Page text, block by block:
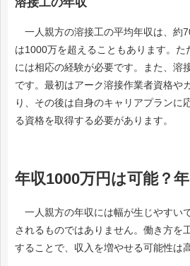
一人親方の溶接工の平均年収は、約
は1000万を超えることもあります。た
には相応の経験が必要です。また、溶
です。最初はアーク溶接作業者資格や
り、その後は自身のキャリアプランに
る資格を取得する必要があります。
年収1000万円は可能？
一人親方の年収には幅が生じやすい
されるものではありません。働き方を
することで、収入を増やせる可能性は